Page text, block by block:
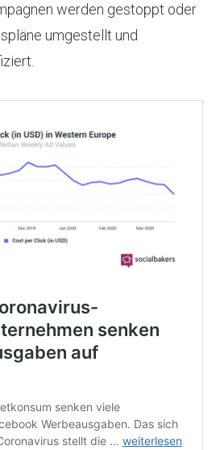
werden gestoppt oder
umgestellt und